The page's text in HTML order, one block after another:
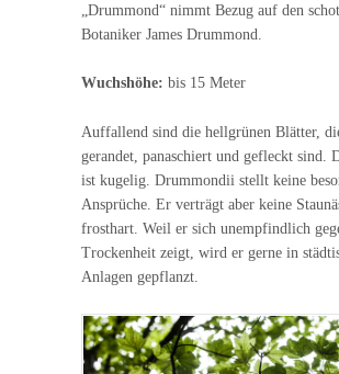
„Drummond“ nimmt Bezug auf den
Botaniker James Drummond.
Wuchshöhe: bis 15 Meter
Auffallend sind die hellgrünen Blätter,
gerandet, panaschiert und gefleckt sind.
ist kugelig. Drummondii stellt keine
Ansprüche. Er verträgt aber keine
frosthart. Weil er sich unempfindlich
Trockenheit zeigt, wird er gerne in
Anlagen gepflanzt.